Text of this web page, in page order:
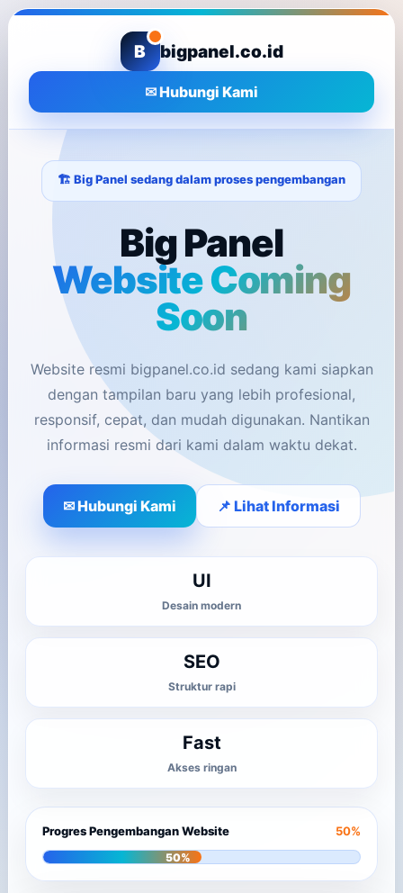
B bigpanel.co.id
✉ Hubungi Kami
🏗️ Big Panel sedang dalam proses pengembangan
Big Panel
Website Coming
Soon
Website resmi bigpanel.co.id sedang kami siapkan
dengan tampilan baru yang lebih profesional,
responsif, cepat, dan mudah digunakan. Nantikan
informasi resmi dari kami dalam waktu dekat.
✉ Hubungi Kami 📌 Lihat Informasi
UI
Desain modern
SEO
Struktur rapi
Fast
Akses ringan
Progres Pengembangan Website 50%
50%